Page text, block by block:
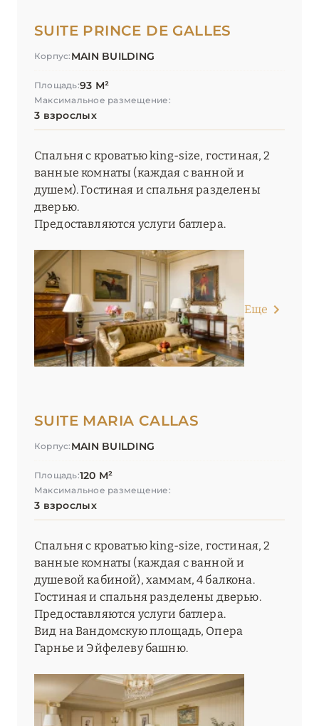
SUITE PRINCE DE GALLES
Корпус: MAIN BUILDING
Площадь:93 М²
Максимальное размещение:
3 взрослых
Спальня с кроватью king-size, гостиная, 2
ванные комнаты (каждая с ванной и
душем). Гостиная и спальня разделены
дверью.
Предоставляются услуги батлера.
Еще
SUITE MARIA CALLAS
Корпус: MAIN BUILDING
Площадь:120 М²
Максимальное размещение:
3 взрослых
Спальня с кроватью king-size, гостиная, 2
ванные комнаты (каждая с ванной и
душевой кабиной), хаммам, 4 балкона.
Гостиная и спальня разделены дверью.
Предоставляются услуги батлера.
Вид на Вандомскую площадь, Опера
Гарнье и Эйфелеву башню.